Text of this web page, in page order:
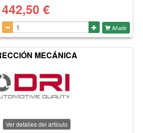
442,50 €
Añadir
MECÁNICA
Ver detalles del artículo